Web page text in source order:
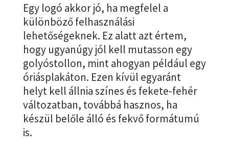
Egy logó akkor jó, ha megfelel a
különböző felhasználási
lehetőségeknek. Ez alatt azt értem,
hogy ugyanúgy jól kell mutasson egy
golyóstollon, mint ahogyan például egy
óriásplakáton. Ezen kívül egyaránt
helyt kell állnia színes és fekete-fehér
változatban, továbbá hasznos, ha
készül belőle álló és fekvő formátumú
is.